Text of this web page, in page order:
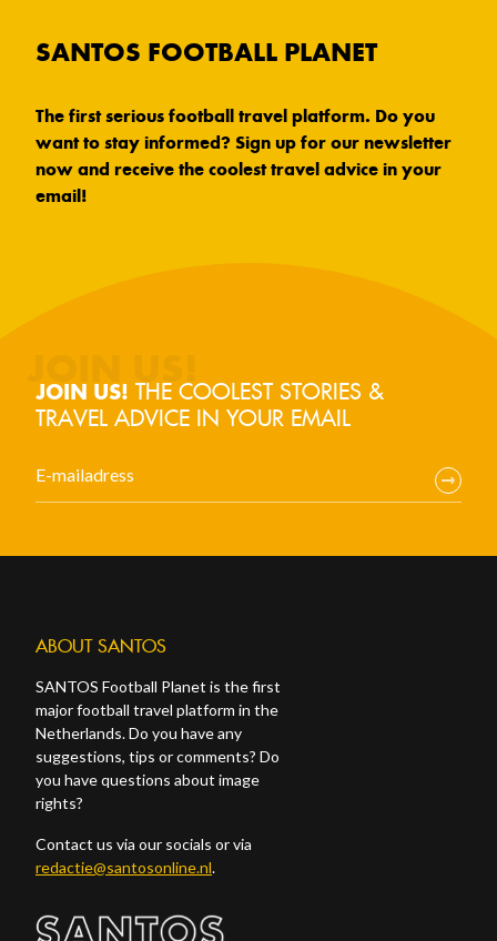
SANTOS FOOTBALL PLANET
The first serious football travel platform. Do you
want to stay informed? Sign up for our newsletter
now and receive the coolest travel advice in your
email!
JOIN US! THE COOLEST STORIES &
TRAVEL ADVICE IN YOUR EMAIL
ABOUT SANTOS
SANTOS Football Planet is the first
major football travel platform in the
Netherlands. Do you have any
suggestions, tips or comments? Do
you have questions about image
rights?
Contact us via our socials or via
redactie@santosonline.nl.